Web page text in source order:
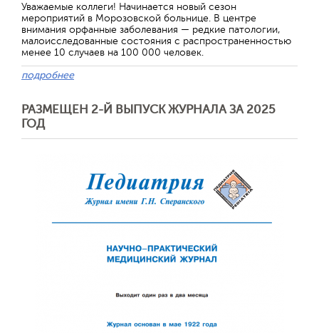
Уважаемые коллеги! Начинается новый сезон
мероприятий в Морозовской больнице. В центре
внимания орфанные заболевания — редкие патологии,
малоисследованные состояния с распространенностью
менее 10 случаев на 100 000 человек.
подробнее
РАЗМЕЩЕН 2-Й ВЫПУСК ЖУРНАЛА ЗА 2025
ГОД